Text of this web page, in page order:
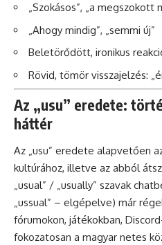
„Szokásos”, „a megszokott
„Ahogy mindig”, „semmi új”
Beletörődött, ironikus
Rövid, tömör visszajelzés:
Az „usu” eredete:
háttér
Az „usu” eredete alapvetően
kultúrához, illetve az abból
„usual” / „usually” szavak
„ussual” – elgépelve) már
fórumokon, játékokban,
fokozatosan a magyar netes